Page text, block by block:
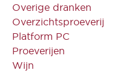
Overige dranken
Overzichtsproeverij
Platform PC
Proeverijen
Wijn